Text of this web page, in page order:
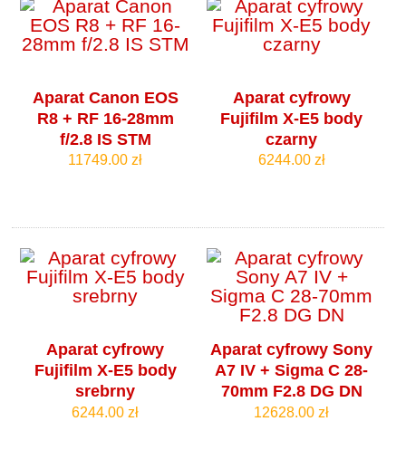
Aparat Canon EOS
R8 + RF 16-28mm
f/2.8 IS STM
11749.00 zł
Aparat cyfrowy
Fujifilm X-E5 body
czarny
6244.00 zł
Aparat cyfrowy
Fujifilm X-E5 body
srebrny
6244.00 zł
Aparat cyfrowy Sony
A7 IV + Sigma C 28-
70mm F2.8 DG DN
12628.00 zł